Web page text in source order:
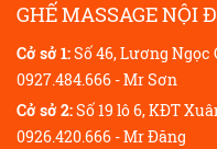
GHẾ MASSAGE NỘI
Cở sở 1:Số 46, Lương
0927.484.666 - Mr Sơn
Cở sở 2:Số 19 lô 6, KĐT
0926.420.666 - Mr Đăng